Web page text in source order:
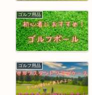
ゴルフ用品
ゴルフ用品